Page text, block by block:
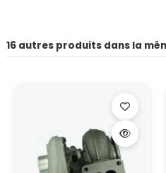
16 autres produits dans la